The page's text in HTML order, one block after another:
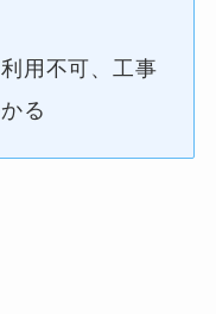
用不可、工事
る